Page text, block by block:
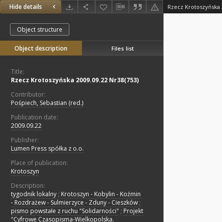
Hide details Rzecz Krotoszyńska
Object structure
Object description Files list
Title:
Rzecz Krotoszyńska 2009.09.22 Nr38(753)
Contributor:
Pośpiech, Sebastian (red.)
Publication date:
2009.09.22
Publisher:
Lumen Press spółka z o.o.
Place of publication:
Krotoszyn
Description:
tygodnik lokalny ; Krotoszyn - Kobylin - Koźmin
- Rozdrażew - Sulmierzyce - Zduny - Cieszków ;
pismo powstałe z ruchu "Solidarności" ; Projekt
"Cyfrowe Czasopisma-Wielkopolska.